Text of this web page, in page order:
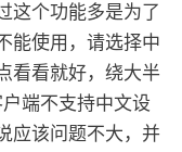
这个功能多是为了
能使用，请选择中
看看就好，绕大半
端不支持中文设
应该问题不大，并